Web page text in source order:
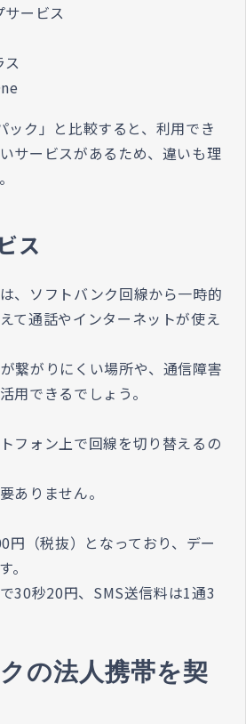
ービス
ック」と比較すると、利用でき
サービスがあるため、違いも理
ス
、ソフトバンク回線から一時的
て通話やインターネットが使え
繋がりにくい場所や、通信障害
用できるでしょう。
フォン上で回線を切り替えるの
ありません。
円 （税抜） となっており、デー
。
30秒20円、SMS送信料は1通3
の法人携帯を契